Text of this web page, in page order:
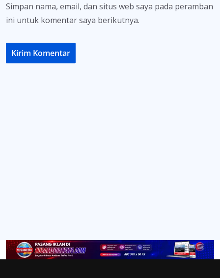
Simpan nama, email, dan situs web saya pada peramban
ini untuk komentar saya berikutnya.